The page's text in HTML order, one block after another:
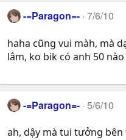
-=Paragon=- 7/6/10
haha cũng vui màh, mà
lắm, ko bik có anh 50
-=Paragon=- 5/6/10
ah, dậy mà tui tưởng